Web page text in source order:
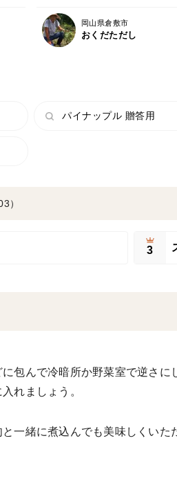
岡山県倉敷市
おくだただし
パイナップル 贈答用
）
3
包んで冷暗所か野菜室で逆さに
れましょう。
一緒に煮込んでも美味しくいた